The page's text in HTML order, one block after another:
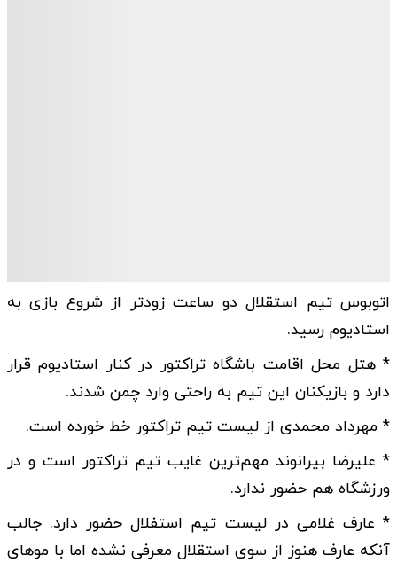
اتوبوس تیم استقلال دو ساعت زودتر از شروع بازی به
استادیوم رسید.
* هتل محل اقامت باشگاه تراکتور در کنار استادیوم قرار
دارد و بازیکنان این تیم به راحتی وارد چمن شدند.
* مهرداد محمدی از لیست تیم تراکتور خط خورده است.
* علیرضا بیرانوند مهم‌ترین غایب تیم تراکتور است و در
ورزشگاه هم حضور ندارد.
* عارف غلامی در لیست تیم استفلال حضور دارد. جالب
آنکه عارف هنوز از سوی استقلال معرفی نشده اما با موهای